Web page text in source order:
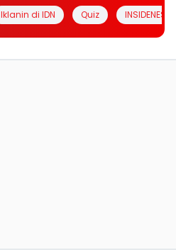
Iklanin di IDN Quiz INSIDENESIA